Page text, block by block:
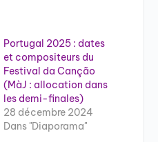
Portugal 2025 : dates
et compositeurs du
Festival da Canção
(MàJ : allocation dans
les demi-finales)
28 décembre 2024
Dans "Diaporama"